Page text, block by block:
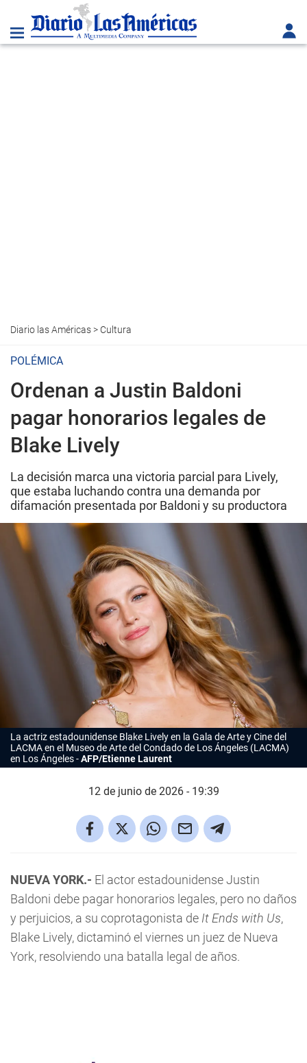
Diario las Américas> Cultura
POLÉMICA
Ordenan a Justin Baldoni
pagar honorarios legales de
Blake Lively
La decisión marca una victoria parcial para Lively,
que estaba luchando contra una demanda por
difamación presentada por Baldoni y su productora
La actriz estadounidense Blake Livelyen la Gala de Arte y Cine del
LACMA en el Museo de Arte del Condado de Los Ángeles (LACMA)
en Los Ángeles
AFP/Etienne Laurent
12 de junio de 2026 - 19:39
NUEVA YORK.- El actor estadounidense Justin
Baldoni debe pagar honorarios legales, pero no daños
y perjuicios, a su coprotagonista de It Ends with Us,
Blake Lively, dictaminó el viernes un juez de Nueva
York, resolviendo una batalla legal de años.